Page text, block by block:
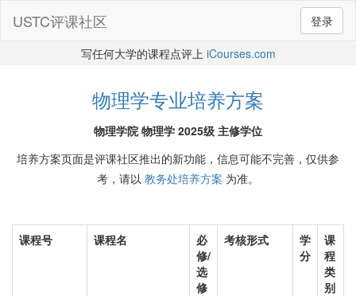
登录
USTC评课社区
写任何大学的课程点评上 iCourses.com
物理学专业培养方案
物理学院 物理学 2025级 主修学位
培养方案页面是评课社区推出的新功能，信息可能不完善，仅供参
考，请以 教务处培养方案 为准。
课程号 课程名
必
修/
选
修
考核形式
学
分
课
程
类
别